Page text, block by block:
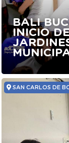
BALI
INICIO
SAN CARLOS DE